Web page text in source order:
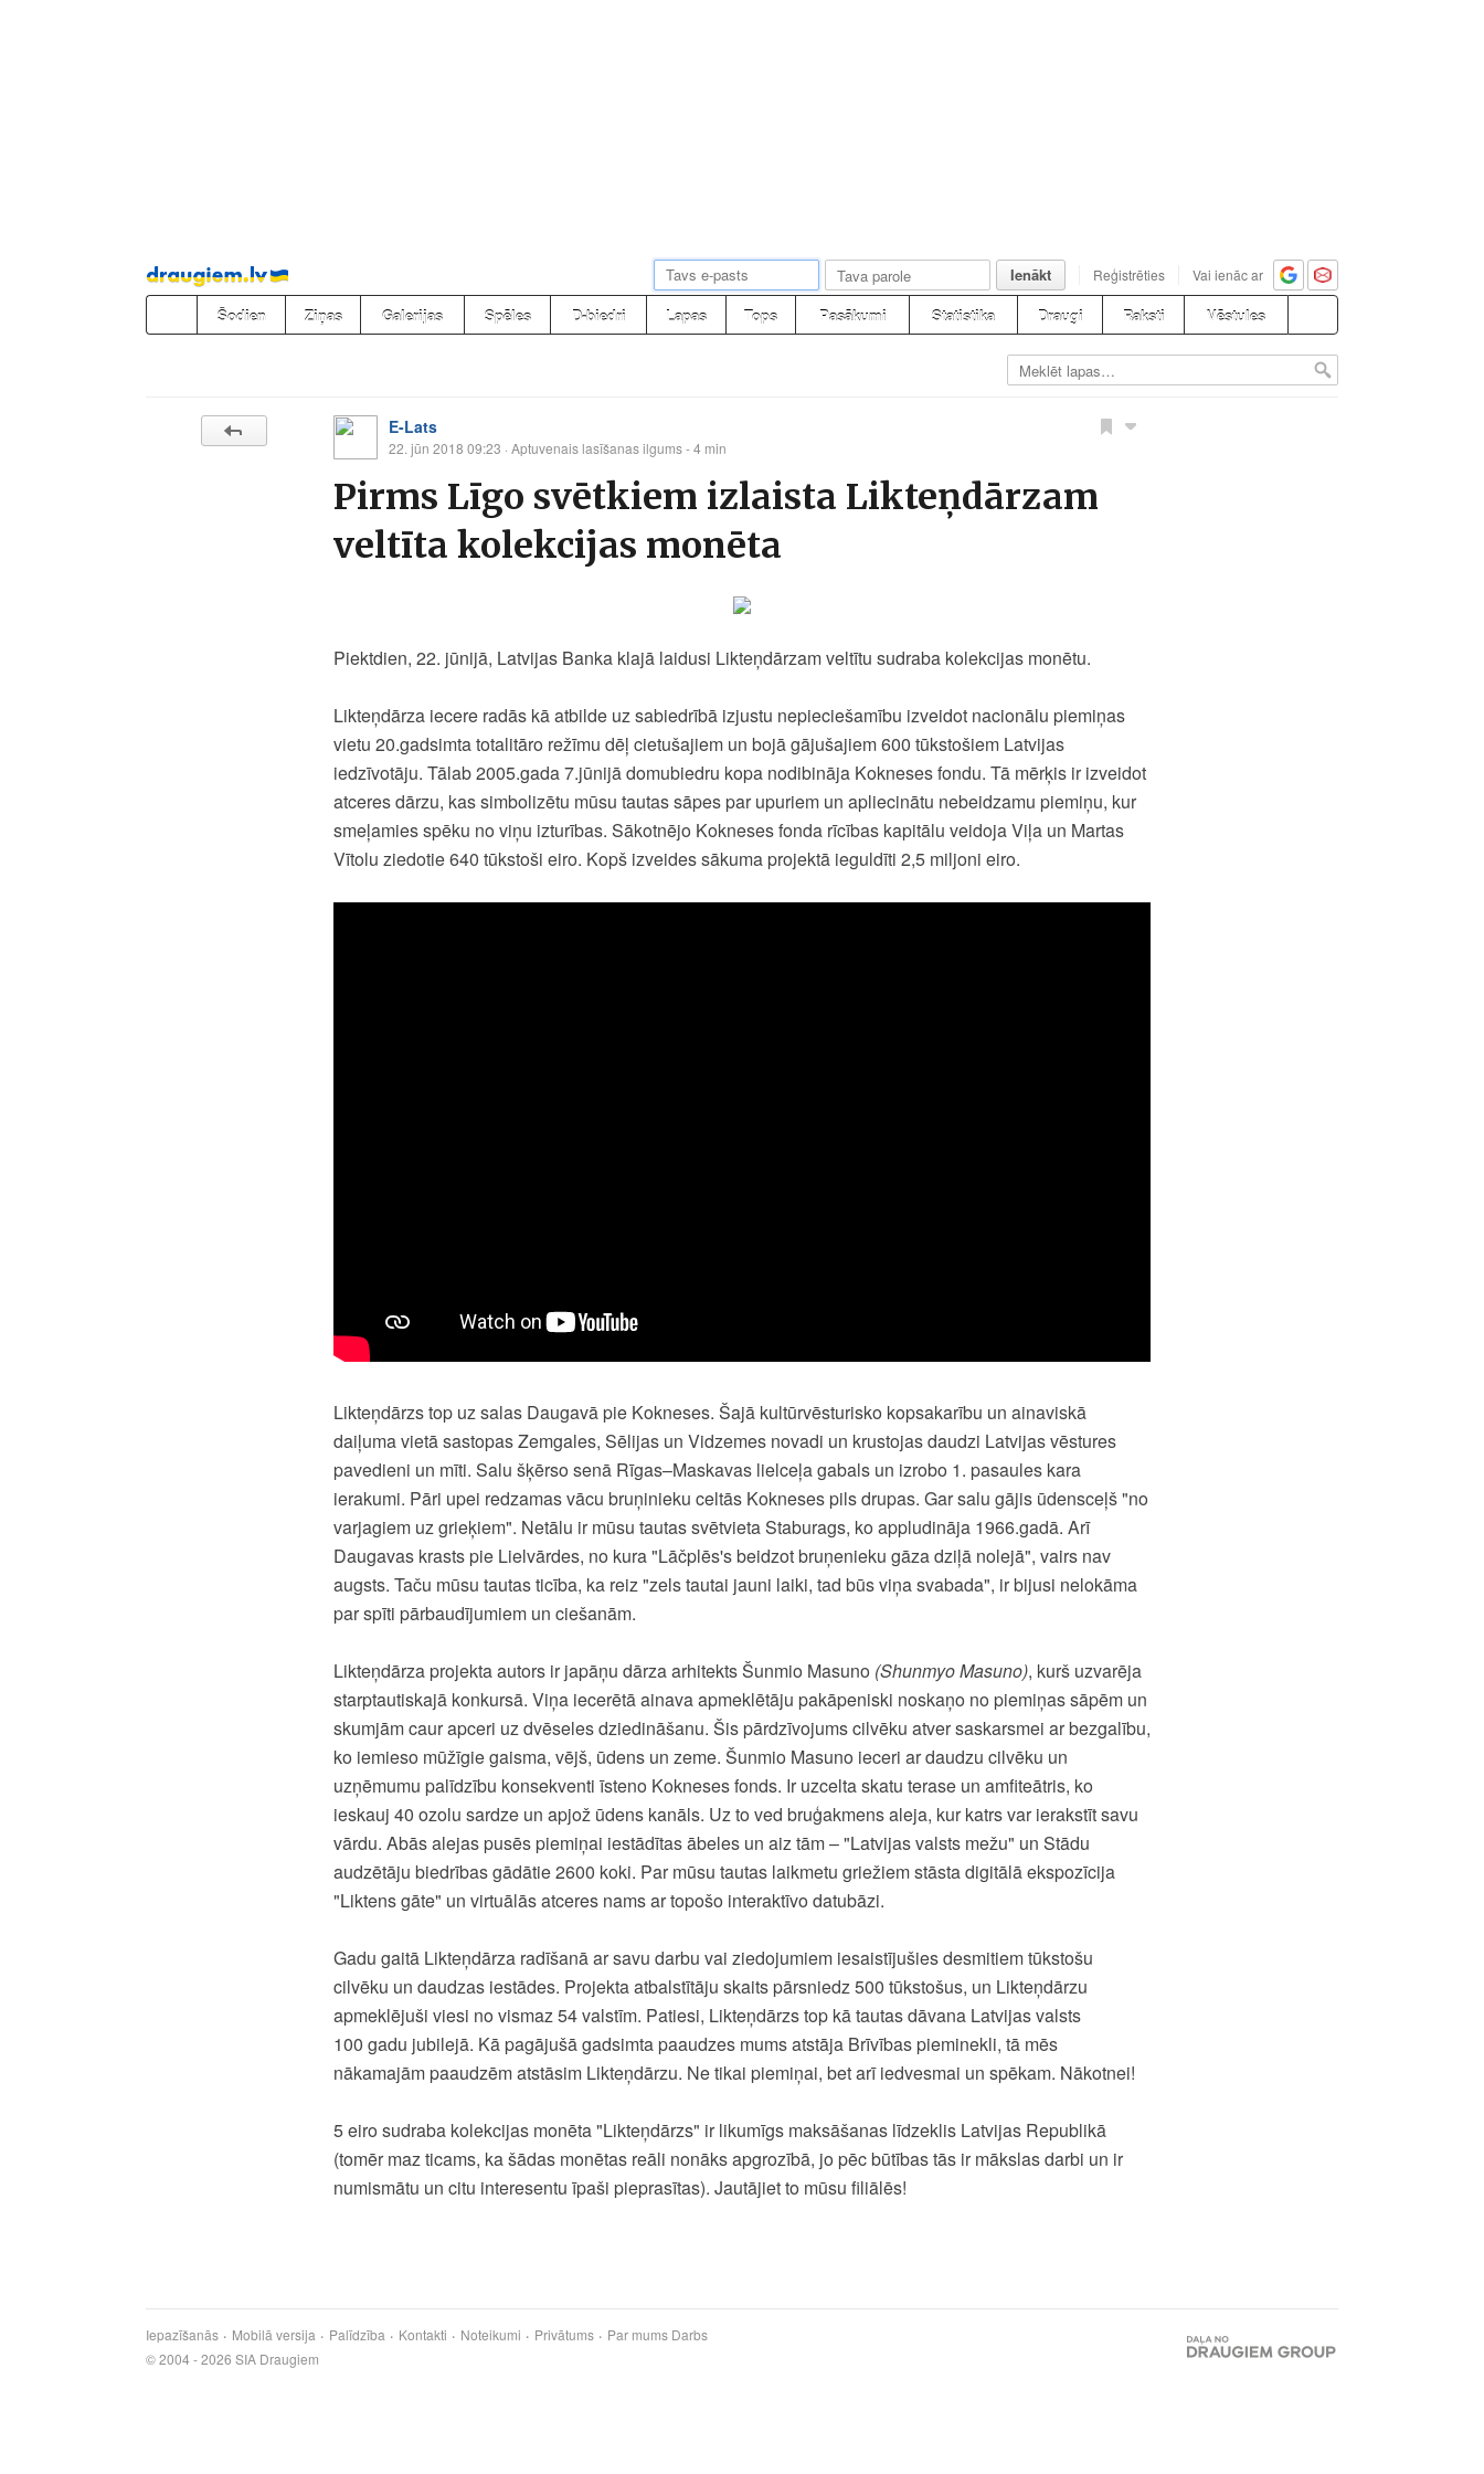
Pāriet
uz
saturu
Ienākt Reģistrēties Vai ienāc ar
Šodien Ziņas Galerijas Spēles D-biedri Lapas Tops Pasākumi Statistika Draugi Raksti Vēstules
E-Lats
22. jūn 2018 09:23 · Aptuvenais lasīšanas ilgums - 4 min
Pirms Līgo svētkiem izlaista Likteņdārzam
veltīta kolekcijas monēta
Piektdien, 22. jūnijā, Latvijas Banka klajā laidusi Likteņdārzam veltītu sudraba kolekcijas monētu.
Likteņdārza iecere radās kā atbilde uz sabiedrībā izjustu nepieciešamību izveidot nacionālu piemiņas
vietu 20.gadsimta totalitāro režīmu dēļ cietušajiem un bojā gājušajiem 600 tūkstošiem Latvijas
iedzīvotāju. Tālab 2005.gada 7.jūnijā domubiedru kopa nodibināja Kokneses fondu. Tā mērķis ir izveidot
atceres dārzu, kas simbolizētu mūsu tautas sāpes par upuriem un apliecinātu nebeidzamu piemiņu, kur
smeļamies spēku no viņu izturības. Sākotnējo Kokneses fonda rīcības kapitālu veidoja Viļa un Martas
Vītolu ziedotie 640 tūkstoši eiro. Kopš izveides sākuma projektā ieguldīti 2,5 miljoni eiro.
Likteņdārzs top uz salas Daugavā pie Kokneses. Šajā kultūrvēsturisko kopsakarību un ainaviskā
daiļuma vietā sastopas Zemgales, Sēlijas un Vidzemes novadi un krustojas daudzi Latvijas vēstures
pavedieni un mīti. Salu šķērso senā Rīgas–Maskavas lielceļa gabals un izrobo 1. pasaules kara
ierakumi. Pāri upei redzamas vācu bruņinieku celtās Kokneses pils drupas. Gar salu gājis ūdensceļš "no
varjagiem uz grieķiem". Netālu ir mūsu tautas svētvieta Staburags, ko appludināja 1966.gadā. Arī
Daugavas krasts pie Lielvārdes, no kura "Lāčplēs's beidzot bruņenieku gāza dziļā nolejā", vairs nav
augsts. Taču mūsu tautas ticība, ka reiz "zels tautai jauni laiki, tad būs viņa svabada", ir bijusi nelokāma
par spīti pārbaudījumiem un ciešanām.
Likteņdārza projekta autors ir japāņu dārza arhitekts Šunmio Masuno (Shunmyo Masuno), kurš uzvarēja
starptautiskajā konkursā. Viņa iecerētā ainava apmeklētāju pakāpeniski noskaņo no piemiņas sāpēm un
skumjām caur apceri uz dvēseles dziedināšanu. Šis pārdzīvojums cilvēku atver saskarsmei ar bezgalību,
ko iemieso mūžīgie gaisma, vējš, ūdens un zeme. Šunmio Masuno ieceri ar daudzu cilvēku un
uzņēmumu palīdzību konsekventi īsteno Kokneses fonds. Ir uzcelta skatu terase un amfiteātris, ko
ieskauj 40 ozolu sardze un apjož ūdens kanāls. Uz to ved bruģakmens aleja, kur katrs var ierakstīt savu
vārdu. Abās alejas pusēs piemiņai iestādītas ābeles un aiz tām – "Latvijas valsts mežu" un Stādu
audzētāju biedrības gādātie 2600 koki. Par mūsu tautas laikmetu griežiem stāsta digitālā ekspozīcija
"Liktens gāte" un virtuālās atceres nams ar topošo interaktīvo datubāzi.
Gadu gaitā Likteņdārza radīšanā ar savu darbu vai ziedojumiem iesaistījušies desmitiem tūkstošu
cilvēku un daudzas iestādes. Projekta atbalstītāju skaits pārsniedz 500 tūkstošus, un Likteņdārzu
apmeklējuši viesi no vismaz 54 valstīm. Patiesi, Likteņdārzs top kā tautas dāvana Latvijas valsts
100 gadu jubilejā. Kā pagājušā gadsimta paaudzes mums atstāja Brīvības pieminekli, tā mēs
nākamajām paaudzēm atstāsim Likteņdārzu. Ne tikai piemiņai, bet arī iedvesmai un spēkam. Nākotnei!
5 eiro sudraba kolekcijas monēta "Likteņdārzs" ir likumīgs maksāšanas līdzeklis Latvijas Republikā
(tomēr maz ticams, ka šādas monētas reāli nonāks apgrozībā, jo pēc būtības tās ir mākslas darbi un ir
numismātu un citu interesentu īpaši pieprasītas). Jautājiet to mūsu filiālēs!
Iepazīšanās Mobilā versija Palīdzība Kontakti Noteikumi Privātums Par mums Darbs
© 2004 - 2026 SIA Draugiem